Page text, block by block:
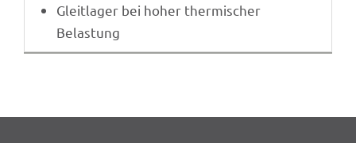
Gleit­la­ger bei hoher ther­mi­scher
Belastung